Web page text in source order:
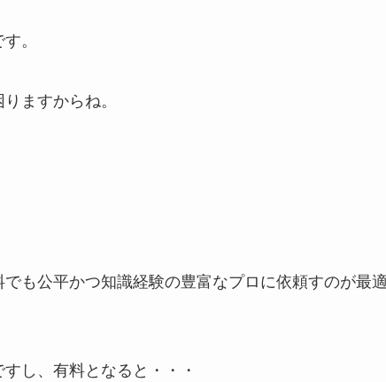
。
ますからね。
も公平かつ知識経験の豊富なプロに依頼すのが最
し、有料となると・・・